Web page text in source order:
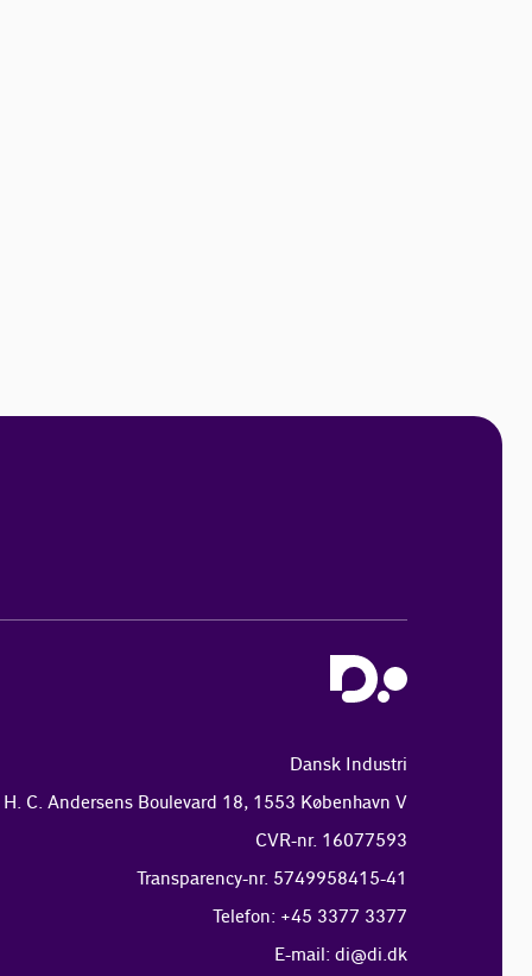
Dansk Industri
H. C. Andersens Boulevard 18, 1553 København V
CVR-nr. 16077593
Transparency-nr. 5749958415-41
Telefon: +45 3377 3377
E-mail: di@di.dk